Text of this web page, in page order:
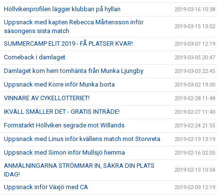
Höllvikenprofilen lägger klubban på hyllan 2019-03-16 10:38
Uppsnack med kapten Rebecca Mårtensson inför
säsongens sista match
2019-03-15 13:02
SUMMERCAMP ELIT 2019 - FÅ PLATSER KVAR! 2019-03-07 12:19
Comeback i damlaget 2019-03-05 20:47
Damlaget kom hem tomhänta från Munka Ljungby 2019-03-03 22:45
Uppsnack med Korre inför Munka borta 2019-03-02 19:00
VINNARE AV CYKELLOTTERIET! 2019-02-28 11:48
IKVÄLL SMÄLLER DET - GRATIS INTRÄDE! 2019-02-27 11:40
Formstarkt Höllviken segrade mot Willands 2019-02-24 21:55
Uppsnack med Linus inför kvällens match mot Storvreta 2019-02-19 13:19
Uppsnack med Simon inför Mullsjö hemma 2019-02-16 02:05
ANMÄLNINGARNA STRÖMMAR IN, SÄKRA DIN PLATS
IDAG!
2019-02-13 10:04
Uppsnack inför Växjö med CA 2019-02-09 12:19